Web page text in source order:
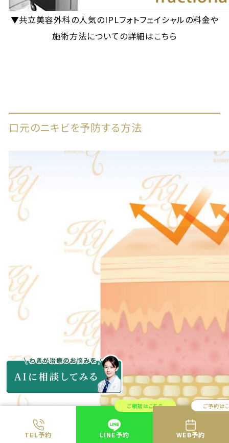
TEL予約
ご相談はこちら
LINE予約
ご予約は
WEB予約
▼共立美容外科の人気のIPLフォトフェイシャルの料金や
施術方法についての詳細はこちら
口元のニキビを予防する方法